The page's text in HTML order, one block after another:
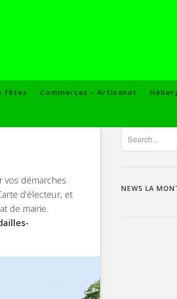
fêtes Commerces – Artisanat
vos démarches
d’électeur, et
de mairie.
NEWS LA